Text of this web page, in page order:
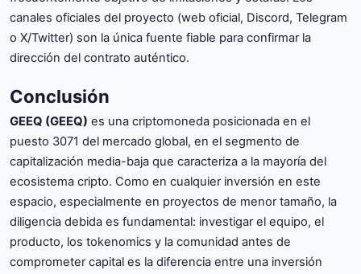
canales oficiales del proyecto (web oficial, Discord, Telegram
o X/Twitter) son la única fuente fiable para confirmar la
dirección del contrato auténtico.
Conclusión
GEEQ (GEEQ) es una criptomoneda posicionada en el
puesto 3071 del mercado global, en el segmento de
capitalización media-baja que caracteriza a la mayoría del
ecosistema cripto. Como en cualquier inversión en este
espacio, especialmente en proyectos de menor tamaño, la
diligencia debida es fundamental: investigar el equipo, el
producto, los tokenomics y la comunidad antes de
comprometer capital es la diferencia entre una inversión